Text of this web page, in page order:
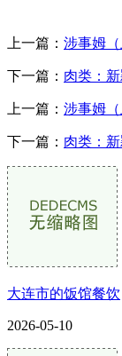
上一篇： 涉事姆
下一篇： 肉类：
上一篇： 涉事姆
下一篇： 肉类：
大连市的饭馆餐饮
2026-05-10